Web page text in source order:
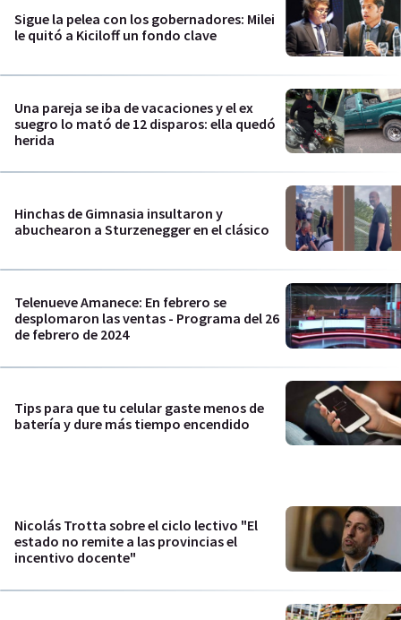
Sigue la pelea con los gobernadores: Milei
le quitó a Kiciloff un fondo clave
Una pareja se iba de vacaciones y el ex
suegro lo mató de 12 disparos: ella quedó
herida
Hinchas de Gimnasia insultaron y
abuchearon a Sturzenegger en el clásico
Telenueve Amanece: En febrero se
desplomaron las ventas - Programa del 26
de febrero de 2024
Tips para que tu celular gaste menos de
batería y dure más tiempo encendido
Nicolás Trotta sobre el ciclo lectivo "El
estado no remite a las provincias el
incentivo docente"